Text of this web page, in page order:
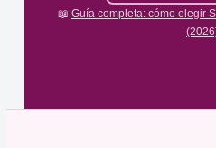
📖 Guía completa: cómo elegir